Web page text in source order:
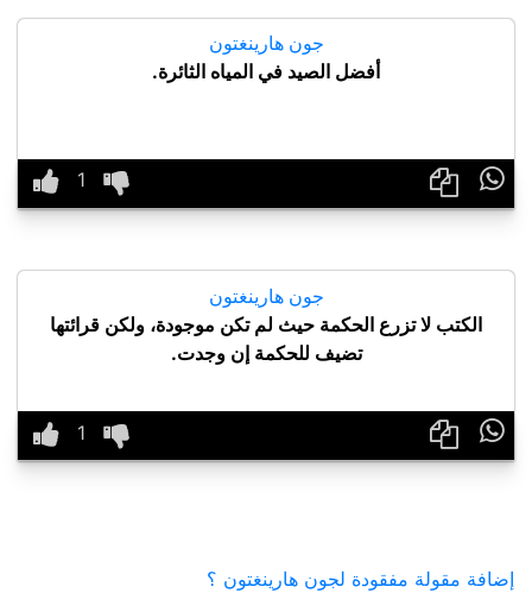
جون هارينغتون
أفضل الصيد في المياه الثائرة.

جون هارينغتون
الكتب لا تزرع الحكمة حيث لم تكن موجودة، ولكن قرائتها
تضيف للحكمة إن وجدت.

إضافة مقولة مفقودة لجون هارينغتون ؟